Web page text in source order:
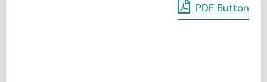
PDF Button